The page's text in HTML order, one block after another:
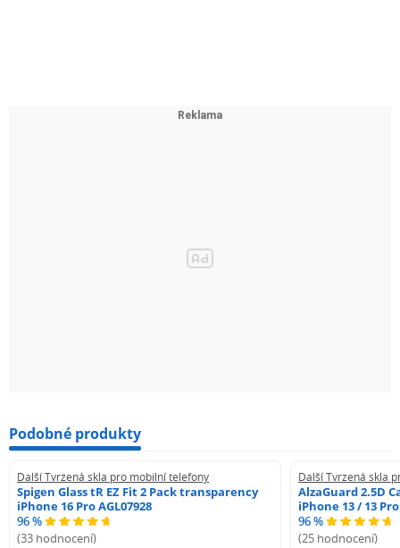
Podobné produkty
Další Tvrzená skla pro mobilní telefony
Spigen Glass tR EZ Fit 2 Pack transparency
iPhone 16 Pro AGL07928
96 %
(33 hodnocení)
Další Tvrzená skla
AlzaGuard 2.5D
iPhone 13 / 13 Pro
96 %
(25 hodnocení)